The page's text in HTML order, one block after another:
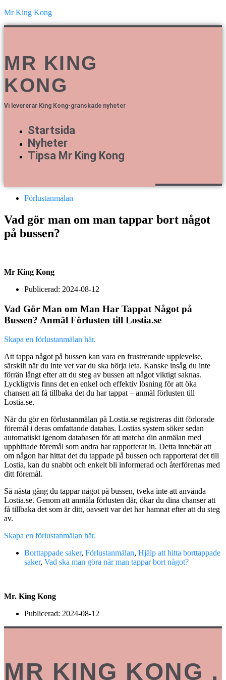
Mr King Kong
MR KING
KONG
Vi levererar King Kong-granskade nyheter
Startsida
Nyheter
Tipsa Mr King Kong
Förlustanmälan
Vad gör man om man tappar bort något
på bussen?
Mr King Kong
Publicerad: 2024-08-12
Vad Gör Man om Man Har Tappat Något på
Bussen? Anmäl Förlusten till Lostia.se
Skapa en förlustanmälan här.
Att tappa något på bussen kan vara en frustrerande upplevelse,
särskilt när du inte vet var du ska börja leta. Kanske insåg du inte
förrän långt efter att du steg av bussen att något viktigt saknas.
Lyckligtvis finns det en enkel och effektiv lösning för att öka
chansen att få tillbaka det du har tappat – anmäl förlusten till
Lostia.se.
När du gör en förlustanmälan på Lostia.se registreras ditt förlorade
föremål i deras omfattande databas. Lostias system söker sedan
automatiskt igenom databasen för att matcha din anmälan med
upphittade föremål som andra har rapporterat in. Detta innebär att
om någon har hittat det du tappade på bussen och rapporterat det till
Lostia, kan du snabbt och enkelt bli informerad och återförenas med
ditt föremål.
Så nästa gång du tappar något på bussen, tveka inte att använda
Lostia.se. Genom att anmäla förlusten där, ökar du dina chanser att
få tillbaka det som är ditt, oavsett var det har hamnat efter att du steg
av.
Skapa en förlustanmälan här.
Borttappade saker, Förlustanmälan, Hjälp att hitta borttappade
saker, Vad ska man göra när man tappar bort något?
Mr. King Kong
Publicerad: 2024-08-12
MR KING KONG .